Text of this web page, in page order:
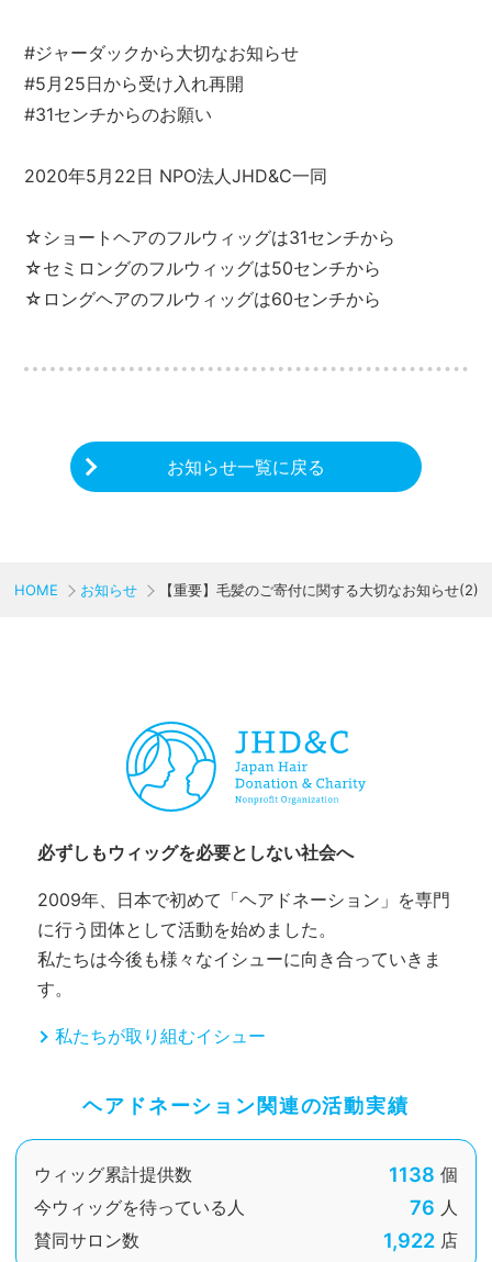
#ジャーダックから大切なお知らせ
#5月25日から受け入れ再開
#31センチからのお願い
2020年5月22日 NPO法人JHD&C一同
☆ショートヘアのフルウィッグは31センチから
☆セミロングのフルウィッグは50センチから
☆ロングヘアのフルウィッグは60センチから
お知らせ一覧に戻る
HOME お知らせ 【重要】毛髪のご寄付に関する大切なお知らせ(2)
必ずしもウィッグを必要としない社会へ
2009年、日本で初めて「ヘアドネーション」を専門
に行う団体として活動を始めました。
私たちは今後も様々なイシューに向き合っていきま
す。
私たちが取り組むイシュー
ヘアドネーション関連の活動実績
ウィッグ累計提供数 1138 個
今ウィッグを待っている人
76 人
賛同サロン数
1,922 店